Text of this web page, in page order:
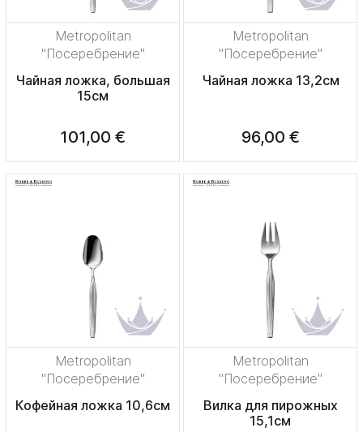
Metropolitan
"Посеребрение"
Чайная ложка, большая
15см
101,00 €
Metropolitan
"Посеребрение"
Чайная ложка 13,2см
96,00 €
Metropolitan
"Посеребрение"
Кофейная ложка 10,6см
Metropolitan
"Посеребрение"
Вилка для пирожных
15,1см